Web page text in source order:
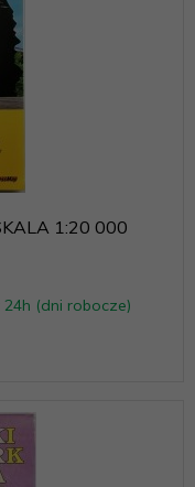
1:20 000
(dni robocze)